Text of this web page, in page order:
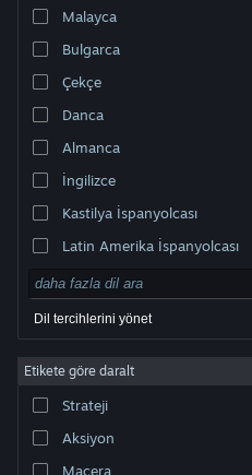
markalar, ABD ve diğer ülkelerde ilgili sahiplerinin
Erişilebilirlik |
Çerezler
Malayca
Bulgarca
Çekçe
Danca
Almanca
İngilizce
Kastilya İspanyolcası
Latin Amerika İspanyolcası
Dil tercihlerini yönet
Etikete göre daralt
Strateji
Aksiyon
Macera